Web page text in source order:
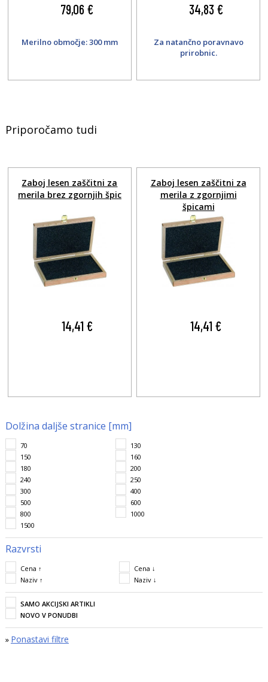
79,06 €
Merilno območje: 300 mm
34,83 €
Za natančno poravnavo
prirobnic.
Priporočamo tudi
Zaboj lesen zaščitni za
merila brez zgornjih špic
14,41 €
Zaboj lesen zaščitni za
merila z zgornjimi
špicami
14,41 €
Dolžina daljše stranice [mm]
70
130
150
160
180
200
240
250
300
400
500
600
800
1000
1500
Razvrsti
Cena ↑
Cena ↓
Naziv ↑
Naziv ↓
SAMO AKCIJSKI ARTIKLI
NOVO V PONUDBI
» Ponastavi filtre